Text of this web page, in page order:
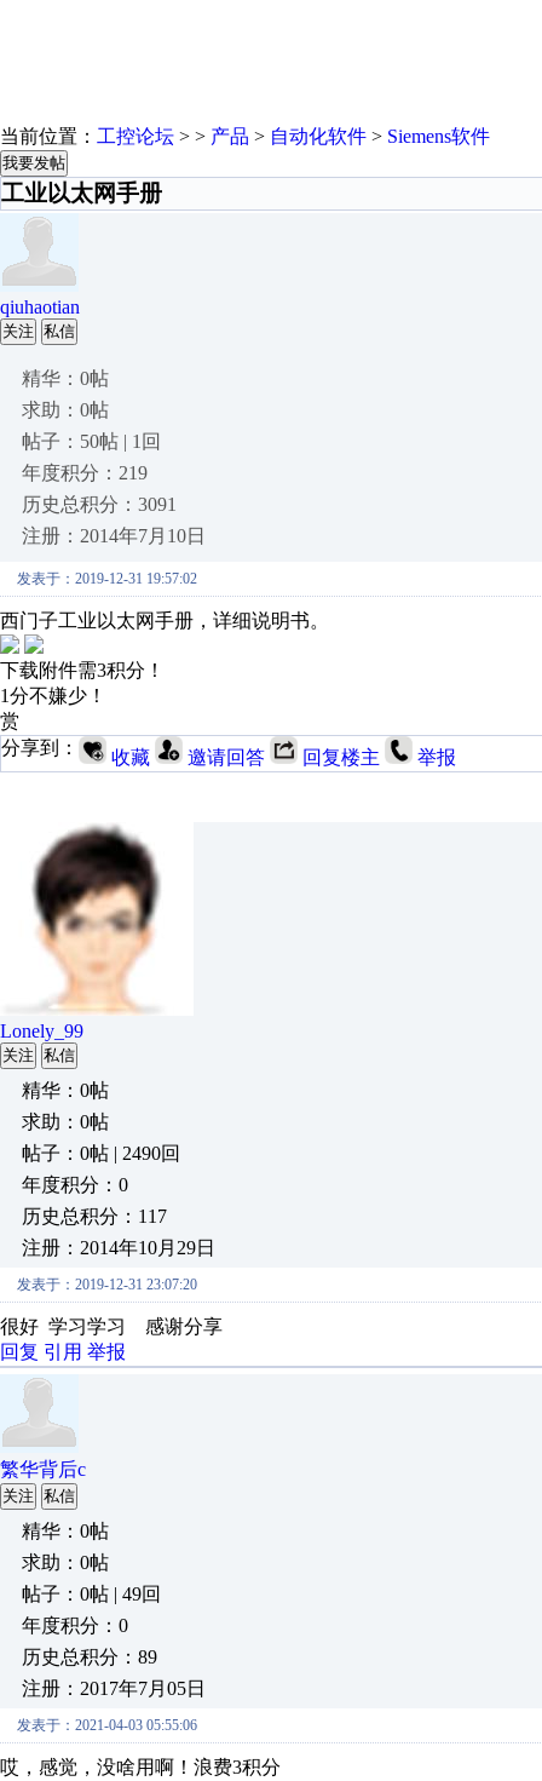
当前位置： 工控论坛 > > 产品 > 自动化软件 > Siemens软件
我要发帖
工业以太网手册
qiuhaotian
关注 私信
精华：0帖
求助：0帖
帖子：50帖 | 1回
年度积分：219
历史总积分：3091
注册：2014年7月10日
发表于：2019-12-31 19:57:02
西门子工业以太网手册，详细说明书。
下载附件需3积分！
1分不嫌少！
赏
分享到：
收藏 邀请回答 回复楼主 举报
Lonely_99
关注 私信
精华：0帖
求助：0帖
帖子：0帖 | 2490回
年度积分：0
历史总积分：117
注册：2014年10月29日
发表于：2019-12-31 23:07:20
很好 学习学习 感谢分享
回复 引用 举报
繁华背后c
关注 私信
精华：0帖
求助：0帖
帖子：0帖 | 49回
年度积分：0
历史总积分：89
注册：2017年7月05日
发表于：2021-04-03 05:55:06
哎，感觉，没啥用啊！浪费3积分